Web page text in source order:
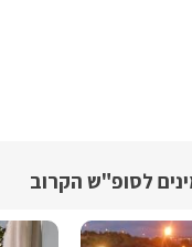
לסופ"ש הקרוב